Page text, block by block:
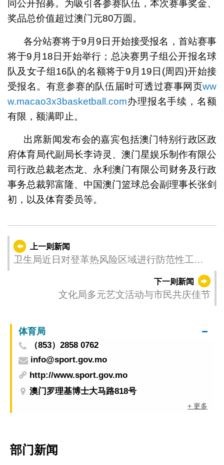
同公开招募。为吸引各参赛队伍，本次赛事奖金、
奖品总价值超过澳门元80万圆。
各分站赛将于9月9日开始接受报名，首站赛事
将于9月18日开始举行；总决赛男子组公开报名球
队及女子组16队的名额将于9月19日(周四)开始接
受报名。有意参赛的队伍届时可透过赛事网页ww
w.macao3x3basketball.com办理报名手续，名额
有限，额满即止。
出席新闻发布会的嘉宾包括澳门特别行政区政
府体育局代副局长李诗灵、澳门星娱乐制作有限公
司行政总裁老杰龙、永利澳门有限公司财务及行政
事务总裁郭富隆、中国澳门篮球总会副理事长张剑
初，以及体育委员等。
上一则新闻
卫生局近日对登革热风险区域进行防范性工作
下一则新闻
文化局多元艺文活动与市民共庆佳节
体育局
（853）2858 0762
info@sport.gov.mo
http://www.sport.gov.mo
澳门罗理基博士大马路818号
+ 更多
部门新闻